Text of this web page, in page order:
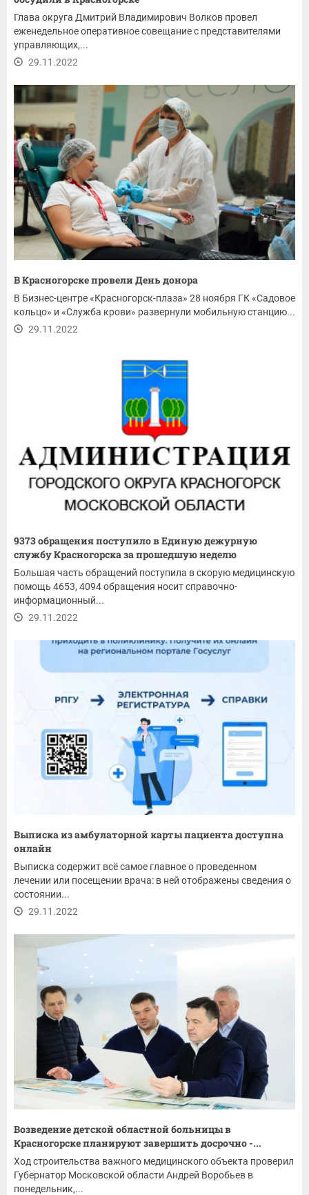
Глава округа Дмитрий Владимирович Волков провел
еженедельное оперативное совещание с представителями
управляющих,...
29.11.2022
В Красногорске провели День донора
В Бизнес-центре «Красногорск-плаза» 28 ноября ГК «Садовое
кольцо» и «Служба крови» развернули мобильную станцию...
29.11.2022
9373 обращения поступило в Единую дежурную
службу Красногорска за прошедшую неделю
Большая часть обращений поступила в скорую медицинскую
помощь 4653, 4094 обращения носит справочно-
информационный...
29.11.2022
Выписка из амбулаторной карты пациента доступна
онлайн
Выписка содержит всё самое главное о проведенном
лечении или посещении врача: в ней отображены сведения о
состоянии...
29.11.2022
Возведение детской областной больницы в
Красногорске планируют завершить досрочно -...
Ход строительства важного медицинского объекта проверил
Губернатор Московской области Андрей Воробьев в
понедельник,...